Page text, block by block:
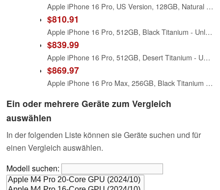
Apple iPhone 16 Pro, US Version, 128GB, Natural Titanium - Unlocked (Renewed Premium)
$810.91
Apple iPhone 16 Pro, 512GB, Black Titanium - Unlocked (Renewed)
$839.99
Apple iPhone 16 Pro, 512GB, Desert Titanium - Unlocked (Renewed)
$869.97
Apple iPhone 16 Pro Max, 256GB, Black Titanium - Locked to Cricket (Renewed)
Ein oder mehrere Geräte zum Vergleich
auswählen
In der folgenden Liste können sie Geräte suchen und für
einen Vergleich auswählen.
Modell suchen: